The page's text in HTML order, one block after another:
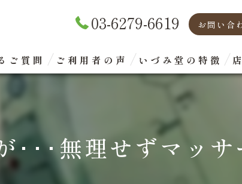
03-6279-6619 お問い合
ご質問 ご利用者の声 いづみ堂の特徴
腰痛
肩こり
･･･無理せずマッ